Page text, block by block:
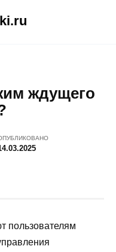
ждущего
пользователям